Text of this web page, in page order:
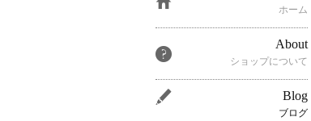
ホーム
About
ショップについて
Blog
ブログ